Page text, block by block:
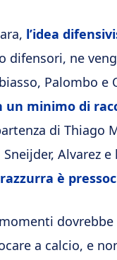
l’idea
difensori, ne
Palombo
un minimo di
di Thiago
Alvarez
è
a calcio, e